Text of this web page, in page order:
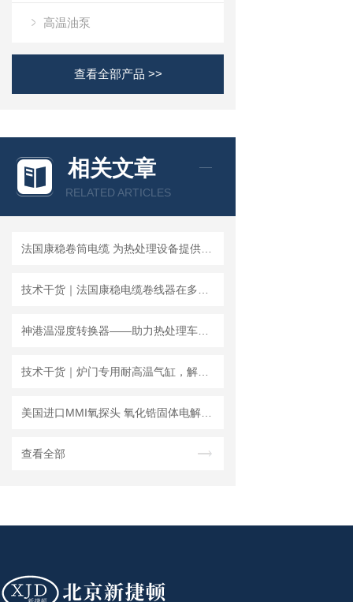
高温油泵
查看全部产品 >>
相关文章
RELATED ARTICLES
查看全部